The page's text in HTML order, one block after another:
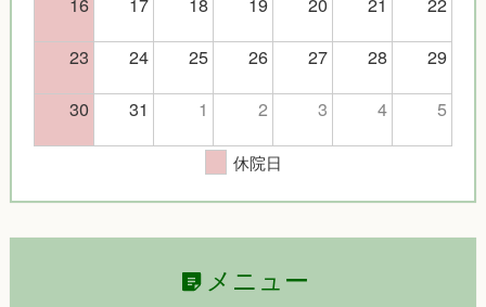
23
24 25 26 27 28
29
30
31 1 2 3 4 5
休院日
メニュー